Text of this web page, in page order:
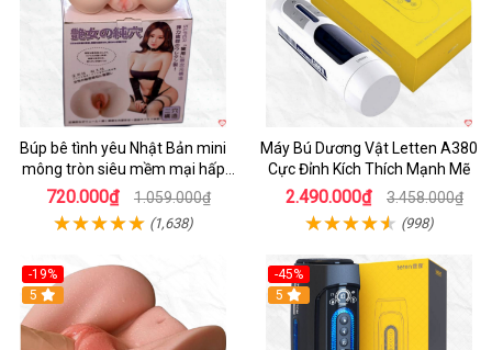
Búp bê tình yêu Nhật Bản mini
mông tròn siêu mềm mại hấp
dẫn
720.000₫ 1.059.000₫
(1,638)
Máy Bú Dương Vật Letten A380
Cực Đỉnh Kích Thích Mạnh Mẽ
2.490.000₫ 3.458.000₫
(998)
-19%
Hot
5
-45%
Hot
5